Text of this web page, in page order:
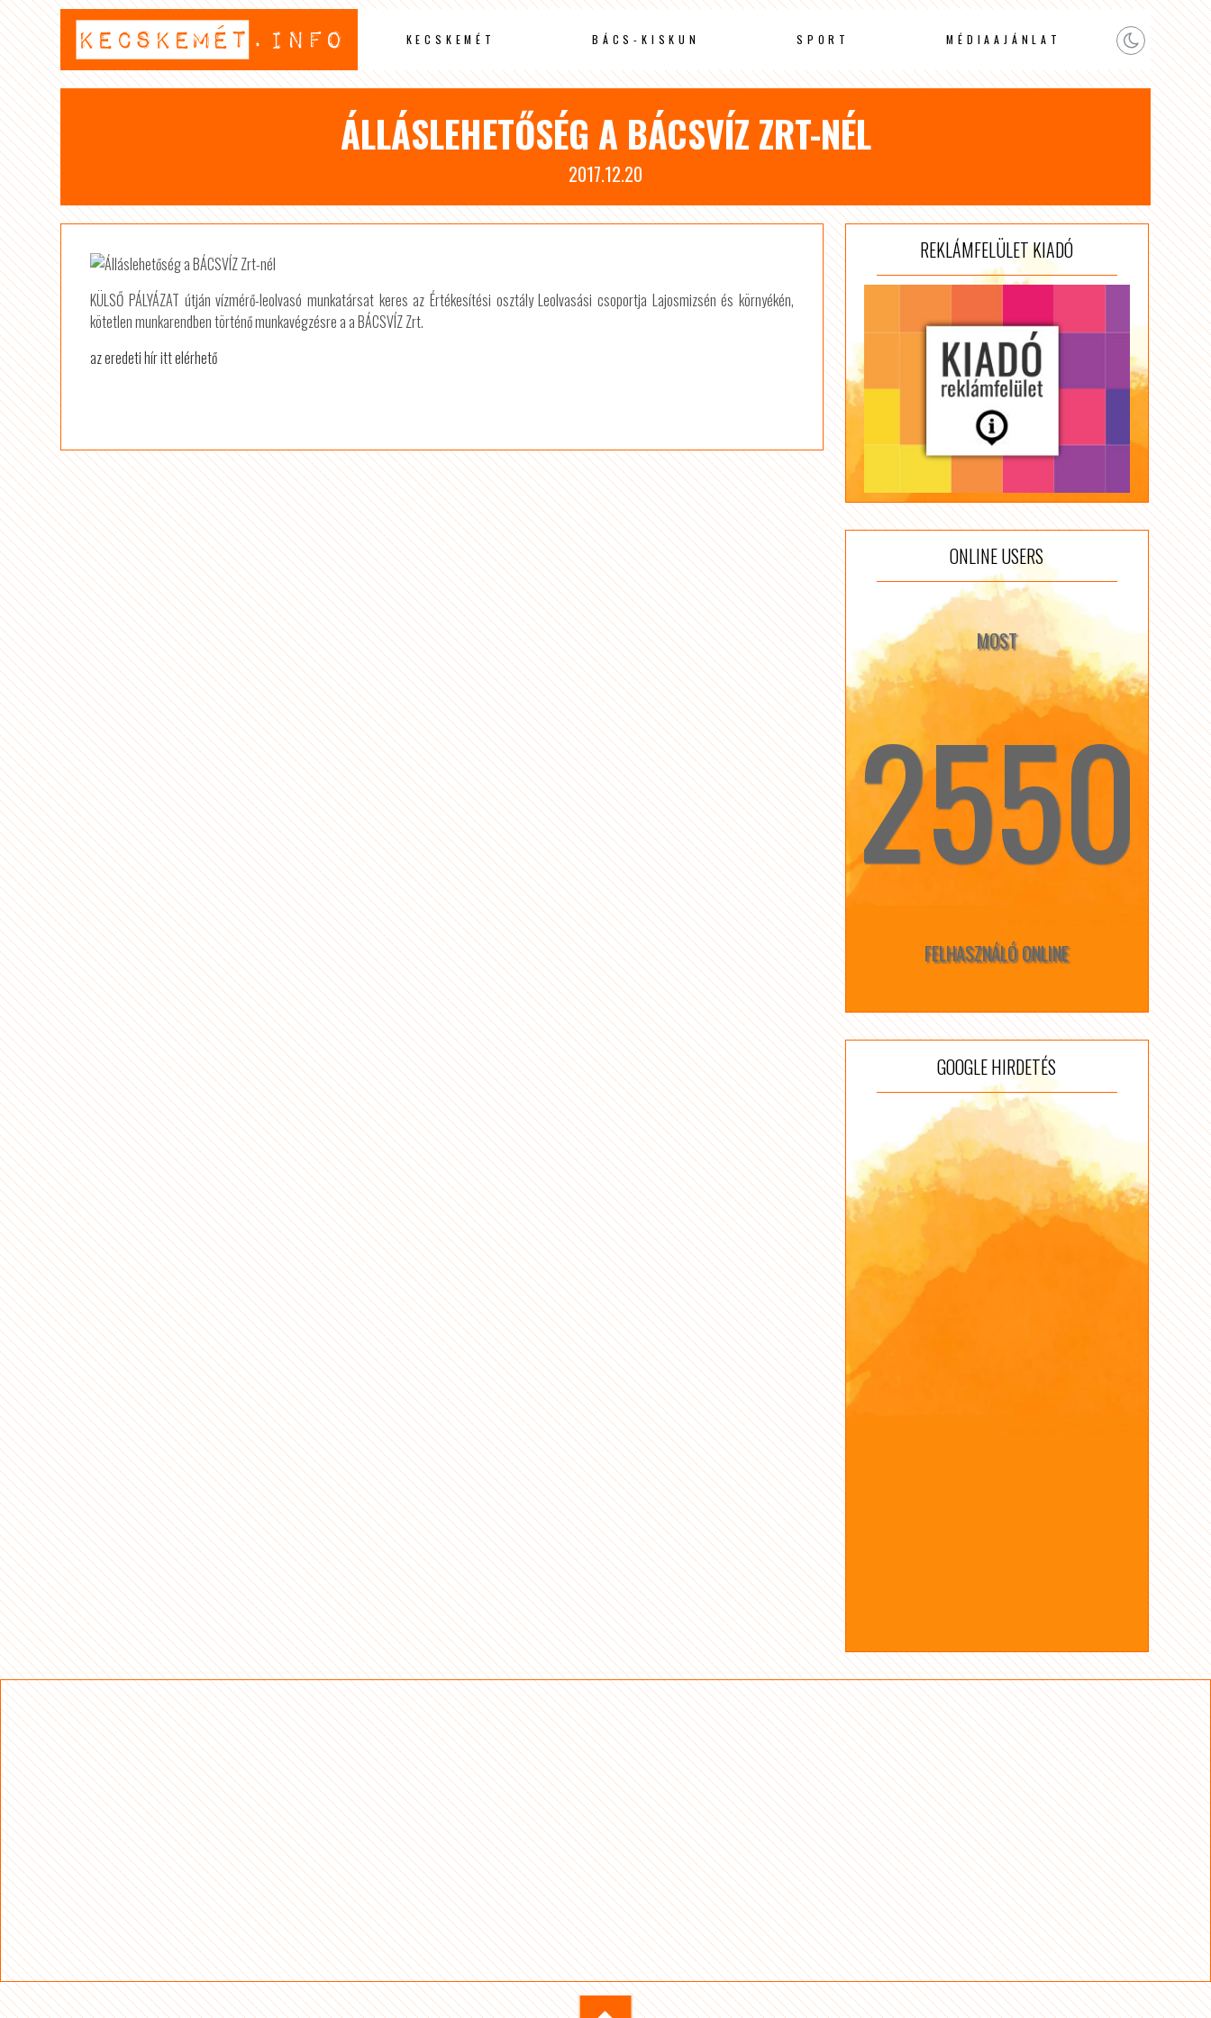
KECSKEMÉT BÁCS-KISKUN SPORT MÉDIAAJÁNLAT
ÁLLÁSLEHETŐSÉG A BÁCSVÍZ ZRT-NÉL
2017.12.20
KÜLSŐ PÁLYÁZAT útján vízmérő-leolvasó munkatársat keres az Értékesítési osztály Leolvasási csoportja Lajosmizsén és környékén,
kötetlen munkarendben történő munkavégzésre a a BÁCSVÍZ Zrt.
az eredeti hír itt elérhető
REKLÁMFELÜLET KIADÓ
ONLINE USERS
MOST
☆ 2550 ☆
FELHASZNÁLÓ ONLINE
GOOGLE HIRDETÉS